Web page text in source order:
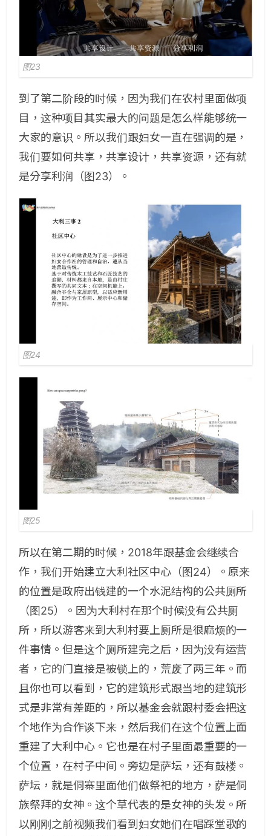
图23
到了第二阶段的时候，因为我们在农村里面做项
目，这种项目其实最大的问题是怎么样能够统一
大家的意识。所以我们跟妇女一直在强调的是，
我们要如何共享，共享设计，共享资源，还有就
是分享利润（图23）。
图24
图25
所以在第二期的时候，2018年跟基金会继续合
作，我们开始建立大利社区中心（图24）。原来
的位置是政府出钱建的一个水泥结构的公共厕所
（图25）。因为大利村在那个时候没有公共厕
所，所以游客来到大利村要上厕所是很麻烦的一
件事情。但是这个厕所建完之后，因为没有运营
者，它的门直接是被锁上的，荒废了两三年。而
且你也可以看到，它的建筑形式跟当地的建筑形
式是非常有差距的，所以基金会就跟村委会把这
个地作为合作谈下来，然后我们在这个位置上面
重建了大利中心。它也是在村子里面最重要的一
个位置，在村子中间。旁边是萨坛，还有鼓楼。
萨坛，就是侗寨里面他们做祭祀的地方，萨是侗
族祭拜的女神。这个草代表的是女神的头发。所
以刚刚之前视频我们看到妇女她们在唱踩堂歌的